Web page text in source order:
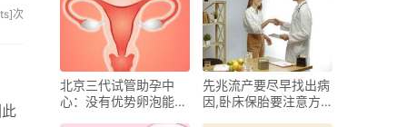
次
北京三代试管助孕中
心：没有优势卵泡能怀
先兆流产要尽早找出病
因,卧床保胎要注意方